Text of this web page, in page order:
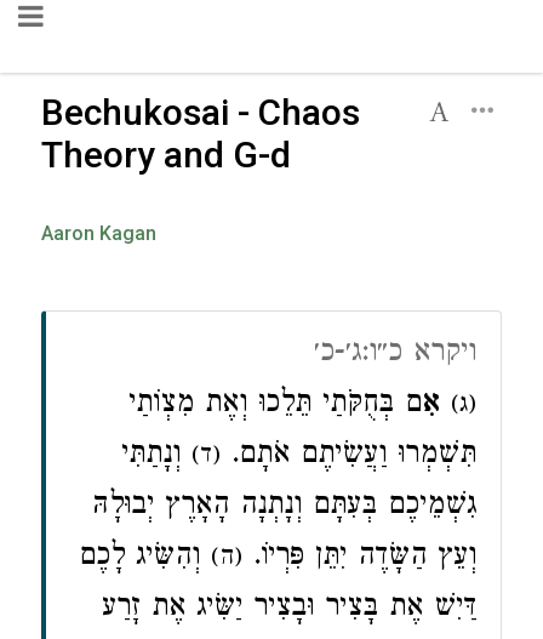
Bechukosai - Chaos
Theory and G-d
Aaron Kagan
ויקרא כ״ו:ג׳-כ׳
(ג) אִם בְּחֻקֹּתַי תֵּלֵכוּ וְאֶת מִצְו‍ֹתַי
תִּשְׁמְרוּ וַעֲשִׂיתֶם אֹתָם. (ד) וְנָתַתִּי
גִשְׁמֵיכֶם בְּעִתָּם וְנָתְנָה הָאָרֶץ יְבוּלָהּ
וְעֵץ הַשָּׂדֶה יִתֵּן פִּרְיוֹ. (ה) וְהִשִּׂיג לָכֶם
דַּיִשׁ אֶת בָּצִיר וּבָצִיר יַשִּׂיג אֶת זָרַע